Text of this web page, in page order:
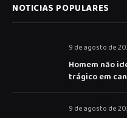
NOTICIAS POPULARES
9 de agosto de
Homem não
trágico em
9 de agosto de